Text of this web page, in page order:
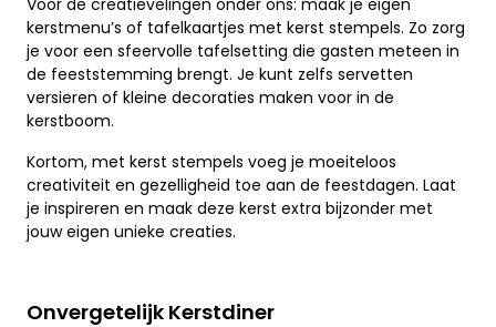
Voor de creatievelingen onder ons: maak je eigen
kerstmenu’s of tafelkaartjes met kerst stempels. Zo zorg
je voor een sfeervolle tafelsetting die gasten meteen in
de feeststemming brengt. Je kunt zelfs servetten
versieren of kleine decoraties maken voor in de
kerstboom.
Kortom, met kerst stempels voeg je moeiteloos
creativiteit en gezelligheid toe aan de feestdagen. Laat
je inspireren en maak deze kerst extra bijzonder met
jouw eigen unieke creaties.
Onvergetelijk Kerstdiner